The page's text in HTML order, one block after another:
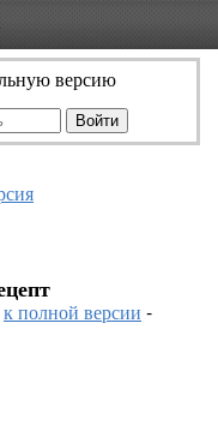
версию
к полной версии -